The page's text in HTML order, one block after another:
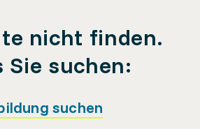
nicht finden.
suchen:
suchen